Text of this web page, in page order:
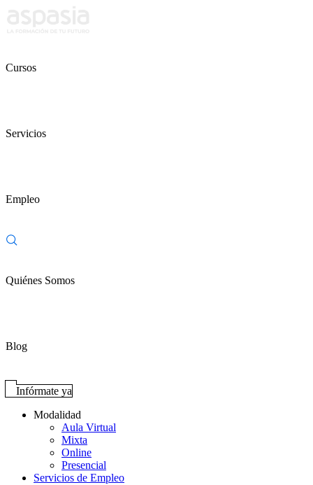
Cursos
Servicios
Empleo
Quiénes Somos
Blog
Infórmate ya
Modalidad
Aula Virtual
Mixta
Online
Presencial
Servicios de Empleo